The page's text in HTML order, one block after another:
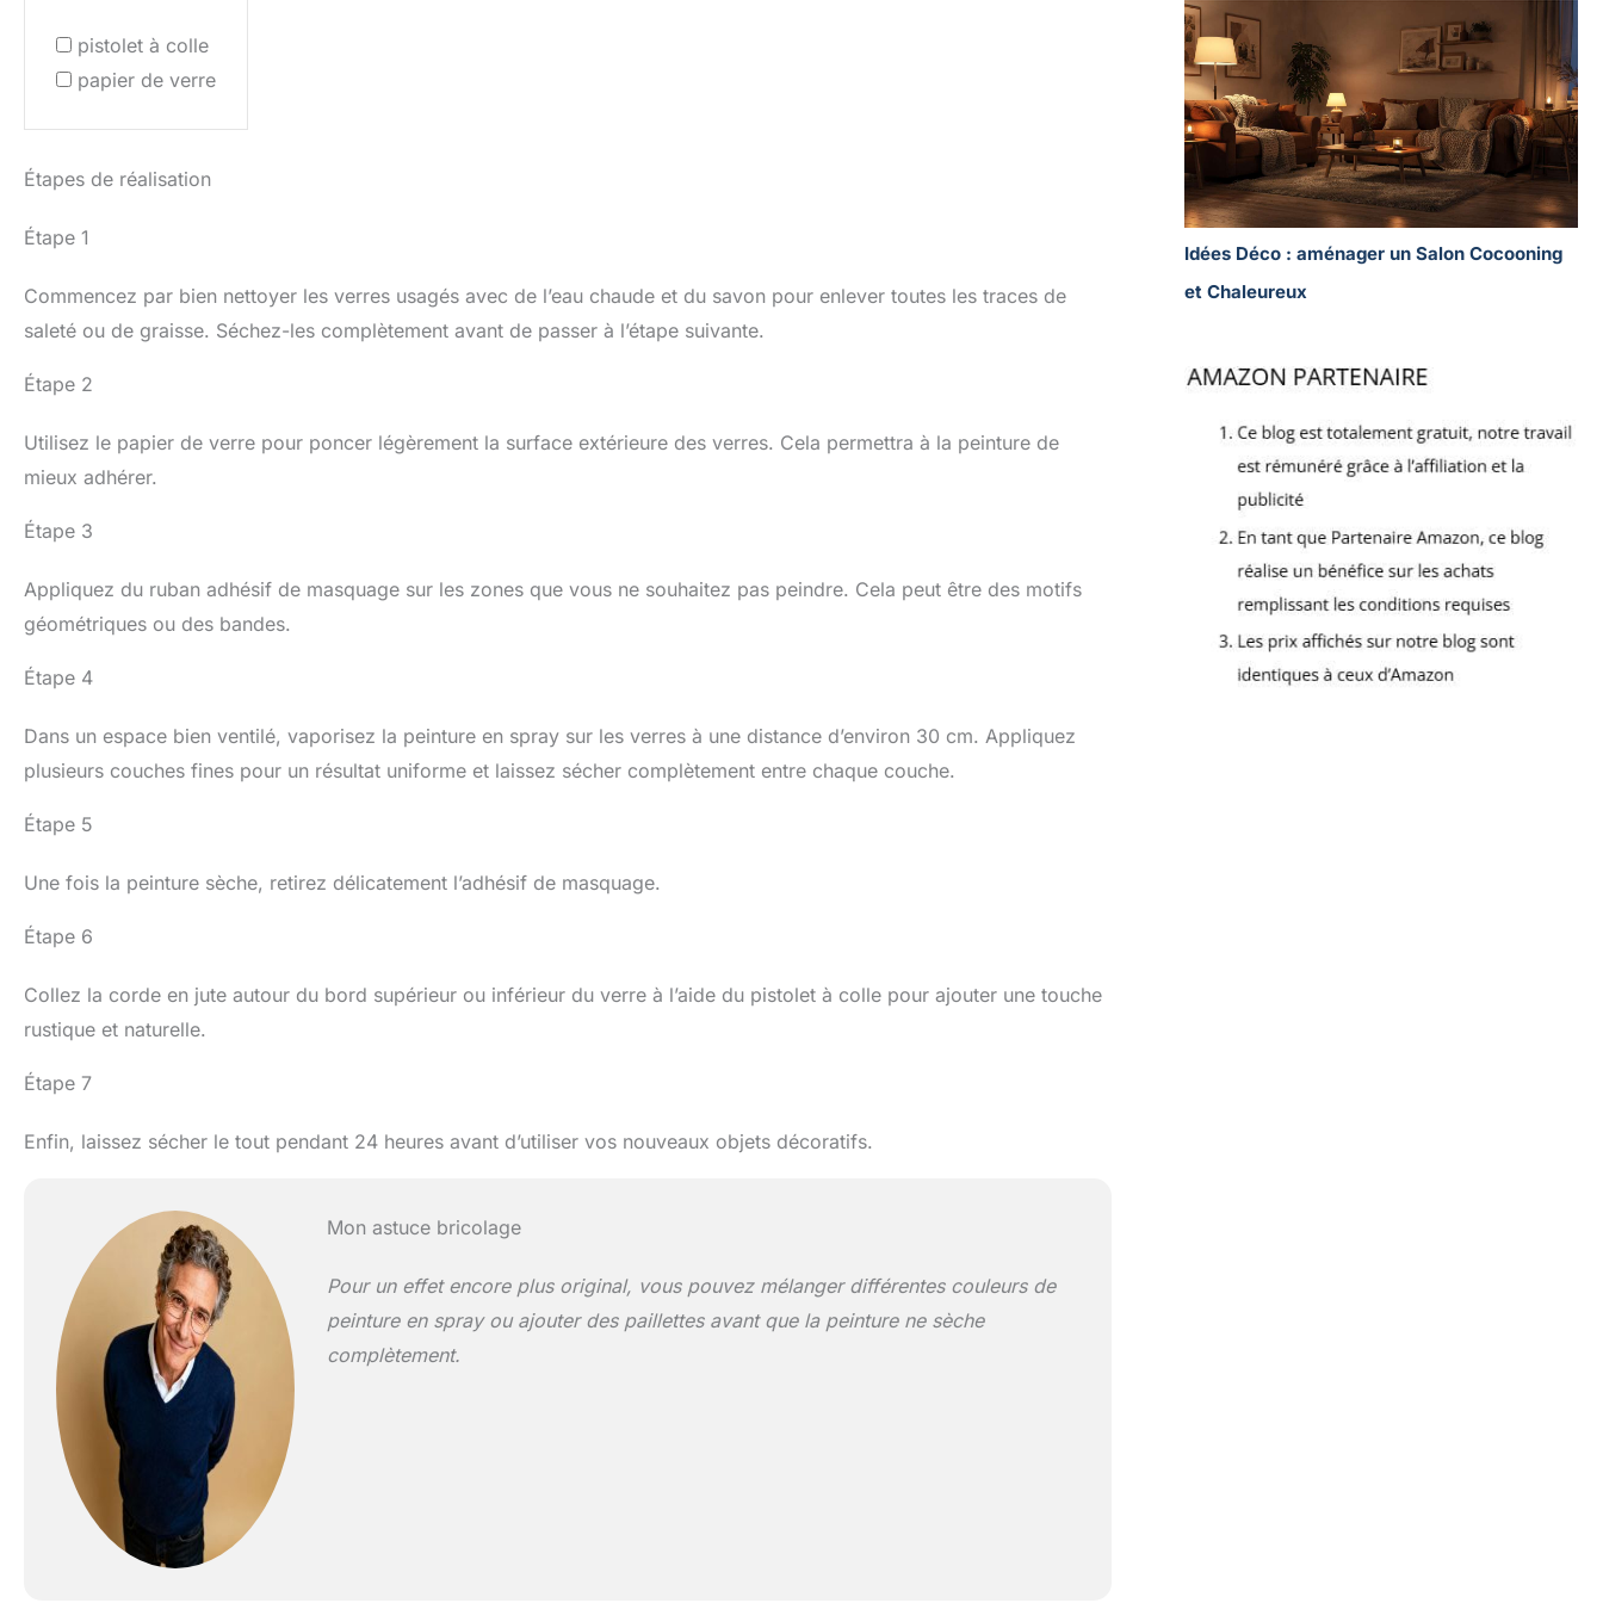
pistolet à colle
papier de verre
Étapes de réalisation
Étape 1
Commencez par bien nettoyer les verres usagés avec de l’eau chaude et du savon pour enlever toutes les traces de
saleté ou de graisse. Séchez-les complètement avant de passer à l’étape suivante.
Étape 2
Utilisez le papier de verre pour poncer légèrement la surface extérieure des verres. Cela permettra à la peinture de
mieux adhérer.
Étape 3
Appliquez du ruban adhésif de masquage sur les zones que vous ne souhaitez pas peindre. Cela peut être des motifs
géométriques ou des bandes.
Étape 4
Dans un espace bien ventilé, vaporisez la peinture en spray sur les verres à une distance d’environ 30 cm. Appliquez
plusieurs couches fines pour un résultat uniforme et laissez sécher complètement entre chaque couche.
Étape 5
Une fois la peinture sèche, retirez délicatement l’adhésif de masquage.
Étape 6
Collez la corde en jute autour du bord supérieur ou inférieur du verre à l’aide du pistolet à colle pour ajouter une touche
rustique et naturelle.
Étape 7
Enfin, laissez sécher le tout pendant 24 heures avant d’utiliser vos nouveaux objets décoratifs.
Mon astuce bricolage
Pour un effet encore plus original, vous pouvez mélanger différentes couleurs de
peinture en spray ou ajouter des paillettes avant que la peinture ne sèche
complètement.
Idées Déco : aménager un Salon Cocooning
et Chaleureux